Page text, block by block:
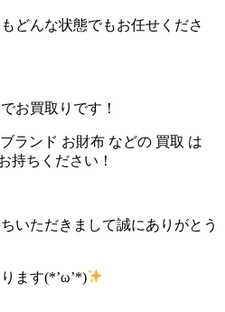
どんな状態でもお任せくださ
お買取りです！
ランド お財布 などの 買取 は
持ちください！
いただきまして誠にありがとう
ます(*’ω’*)